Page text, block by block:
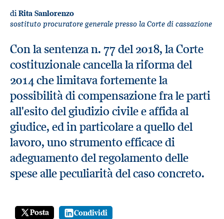
diRita Sanlorenzo
sostituto procuratore generale presso la Corte di cassazione
Con la sentenza n. 77 del 2018, la Corte
costituzionale cancella la riforma del
2014 che limitava fortemente la
possibilità di compensazione fra le parti
all'esito del giudizio civile e affida al
giudice, ed in particolare a quello del
lavoro, uno strumento efficace di
adeguamento del regolamento delle
spese alle peculiarità del caso concreto.
Posta Condividi